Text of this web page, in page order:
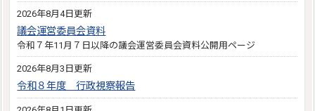
2026年8月4日更新
議会運営委員会資料
令和７年11月７日以降の議会運営委員会資料公開用ページ
2026年8月3日更新
令和８年度 行政視察報告